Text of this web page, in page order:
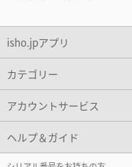
isho.jpアプリ
カテゴリー
アカウントサービス
ヘルプ＆ガイド